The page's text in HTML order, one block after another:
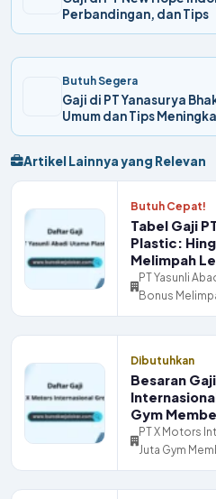
Perbandingan, dan Tips
Butuh Segera
Gaji di PT Yanasurya
Umum dan Tips
Artikel Lainnya yang Relevan
Butuh Cepat!
Tabel Gaji
Plastic:
Melimpah
PT Yasunli
Bonus
Dibutuhkan
Besaran
Gym
PT X Motors
Juta Gym